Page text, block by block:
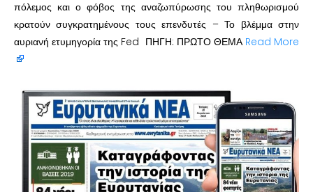
πόλεμος και ο φόβος της αναζωπύρωσης του πληθωρισμού
κρατούν συγκρατημένους τους επενδυτές – Το βλέμμα στην
αυριανή ετυμηγορία της Fed ΠΗΓΗ: ΠΡΩΤΟ ΘΕΜΑ Read More